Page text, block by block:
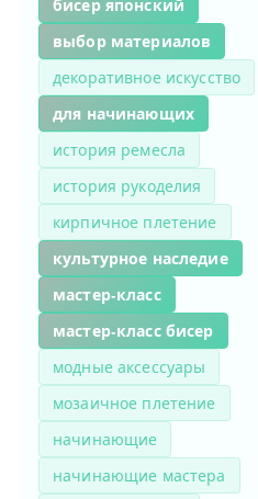
бисер японский
выбор материалов
декоративное искусство
для начинающих
история ремесла
история рукоделия
кирпичное плетение
культурное наследие
мастер-класс
мастер-класс бисер
модные аксессуары
мозаичное плетение
начинающие
начинающие мастера